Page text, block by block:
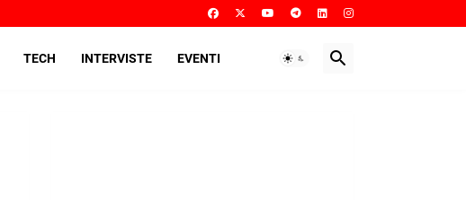
TECH INTERVISTE EVENTI